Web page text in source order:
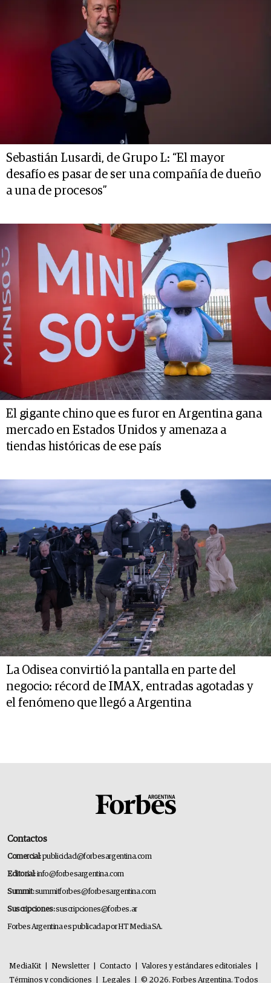
Sebastián Lusardi, de Grupo L: “El mayor
desafío es pasar de ser una compañía de dueño
a una de procesos”
El gigante chino que es furor en Argentina gana
mercado en Estados Unidos y amenaza a
tiendas históricas de ese país
La Odisea convirtió la pantalla en parte del
negocio: récord de IMAX, entradas agotadas y
el fenómeno que llegó a Argentina
Contactos
Comercial:publicidad@forbesargentina.com
Editorial:info@forbesargentina.com
Summit:summitforbes@forbesargentina.com
Suscripciones:suscripciones@forbes.ar
Forbes Argentina es publicada por HT Media SA.
MediaKit Newsletter Contacto Valores y estándares editoriales
Términos y condiciones
Legales © 2026. Forbes Argentina. Todos